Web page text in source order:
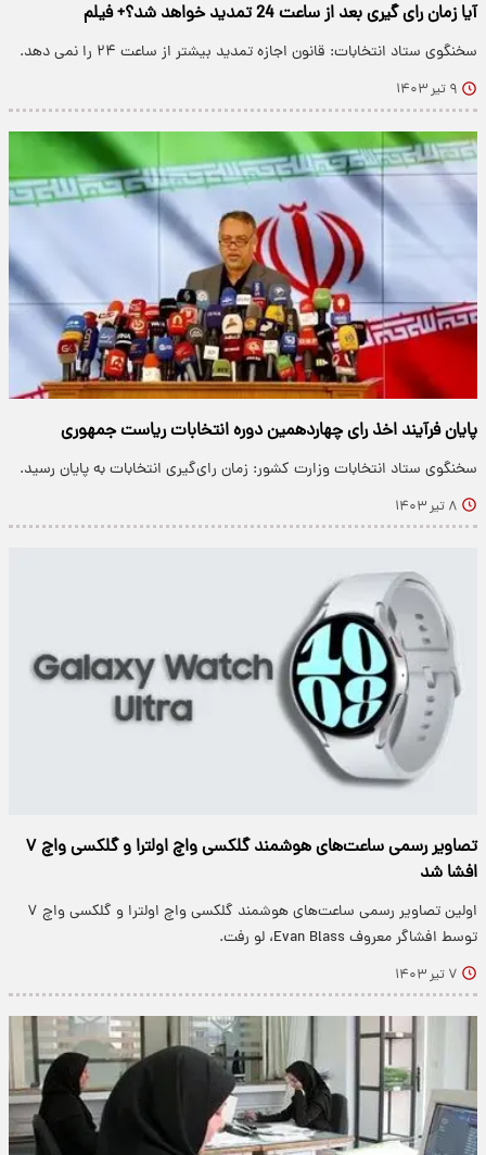
آیا زمان رای گیری بعد از ساعت 24 تمدید خواهد شد؟+ فیلم
سخنگوی ستاد انتخابات: قانون اجازه تمدید بیشتر از ساعت ۲۴ را نمی دهد.
۹ تیر ۱۴۰۳
پایان فرآیند اخذ رای چهاردهمین دوره انتخابات ریاست جمهوری
سخنگوی ستاد انتخابات وزارت کشور: زمان رای‌گیری انتخابات به پایان رسید.
۸ تیر ۱۴۰۳
تصاویر رسمی ساعت‌های هوشمند گلکسی واچ اولترا و گلکسی واچ ۷
افشا شد
اولین تصاویر رسمی ساعت‌های هوشمند گلکسی واچ اولترا و گلکسی واچ ۷
توسط افشاگر معروف Evan Blass، لو رفت.
۷ تیر ۱۴۰۳